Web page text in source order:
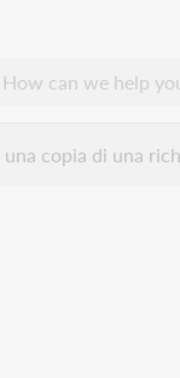
copia di una